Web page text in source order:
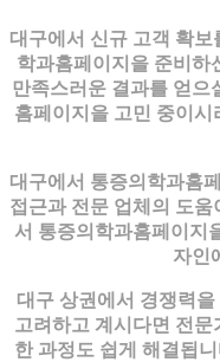
대구에서 신규 고객 확보
학과홈페이지을 준비하
만족스러운 결과를 얻으
홈페이지을 고민 중이시
대구에서 통증의학과홈
접근과 전문 업체의 도움
서 통증의학과홈페이지
자인
대구 상권에서 경쟁력
고려하고 계시다면 전
한 과정도 쉽게 해결됩